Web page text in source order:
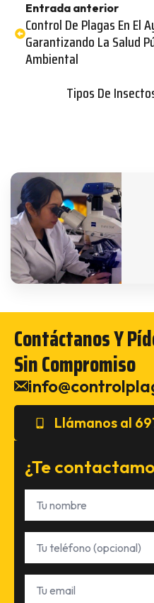
Entrada anterior
Control De Plagas En El
Garantizando La Salud
Ambiental
Tipos De
Contáctanos Y
Sin Compromiso
Llámanos al
¿Te